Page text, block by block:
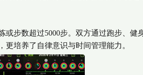
步数超过5000步。双方通过跑步、健
培养了自律意识与时间管理能力。